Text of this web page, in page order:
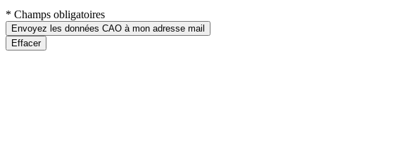
* Champs obligatoires